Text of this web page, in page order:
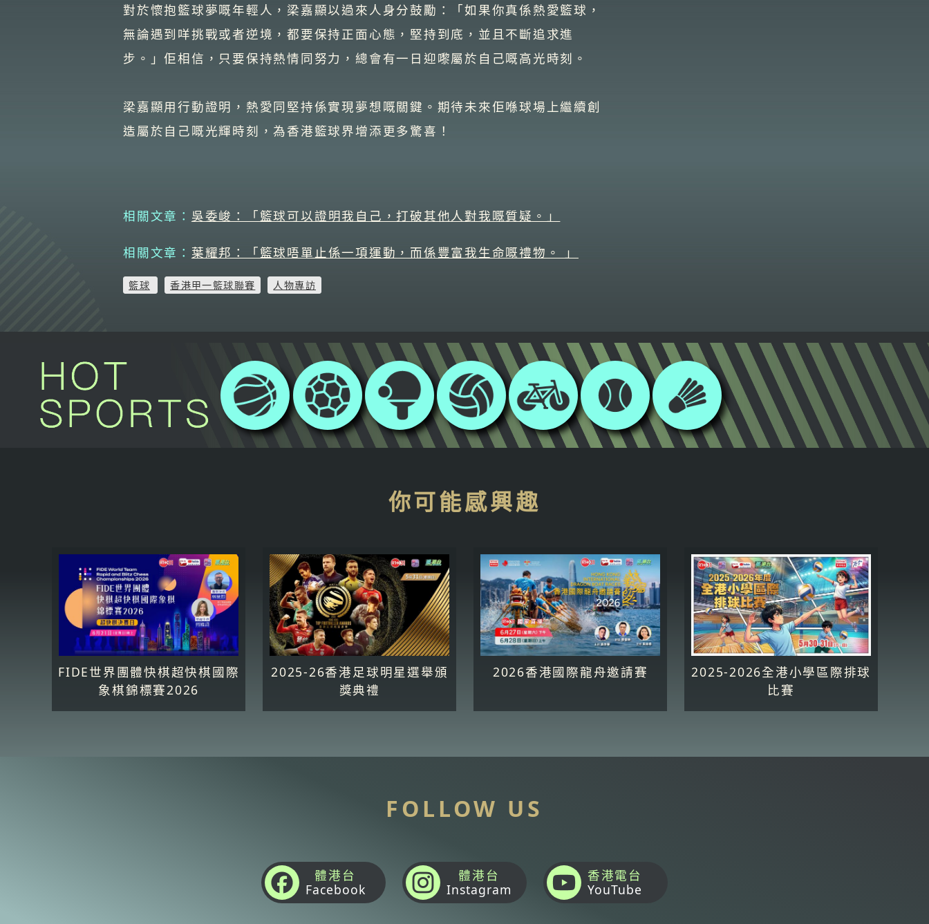
對於懷抱籃球夢嘅年輕人，梁嘉顯以過來人身分鼓勵：「如果你真係熱愛籃球，
無論遇到咩挑戰或者逆境，都要保持正面心態，堅持到底，並且不斷追求進
步。」佢相信，只要保持熱情同努力，總會有一日迎嚟屬於自己嘅高光時刻。
梁嘉顯用行動證明，熱愛同堅持係實現夢想嘅關鍵。期待未來佢喺球場上繼續創
造屬於自己嘅光輝時刻，為香港籃球界增添更多驚喜！
相關文章： 吳委峻：「籃球可以證明我自己，打破其他人對我嘅質疑。」
相關文章： 葉耀邦：「籃球唔單止係一項運動，而係豐富我生命嘅禮物。 」
籃球 香港甲一籃球聯賽 人物專訪
你可能感興趣
FIDE世界團體快棋超快棋國際
象棋錦標賽2026
2025-26香港足球明星選舉頒
獎典禮
2026香港國際龍舟邀請賽
2025-2026全港小學區際排球
比賽
FOLLOW US
體港台
Facebook
體港台
Instagram
香港電台
YouTube